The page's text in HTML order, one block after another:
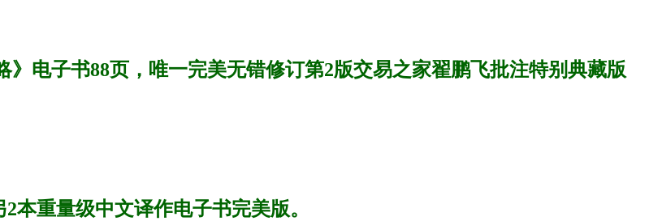
》电子书88页，唯一完美无错修订第2版交易之家翟鹏飞批注特别典藏版
本重量级中文译作电子书完美版。